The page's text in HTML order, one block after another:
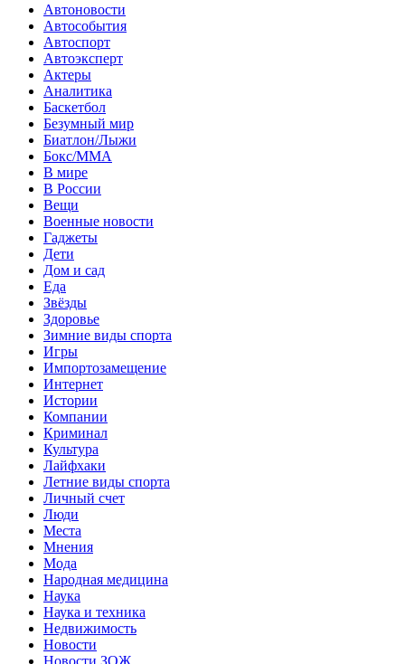
Автоновости
Автособытия
Автоспорт
Автоэксперт
Актеры
Аналитика
Баскетбол
Безумный мир
Биатлон/Лыжи
Бокс/MMA
В мире
В России
Вещи
Военные новости
Гаджеты
Дети
Дом и сад
Еда
Звёзды
Здоровье
Зимние виды спорта
Игры
Импортозамещение
Интернет
Истории
Компании
Криминал
Культура
Лайфхаки
Летние виды спорта
Личный счет
Люди
Места
Мнения
Мода
Народная медицина
Наука
Наука и техника
Недвижимость
Новости
Новости ЗОЖ